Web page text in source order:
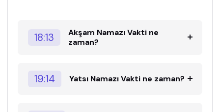
18:13
Akşam Namazı Vakti ne
zaman?
19:14 Yatsı Namazı Vakti ne zaman?